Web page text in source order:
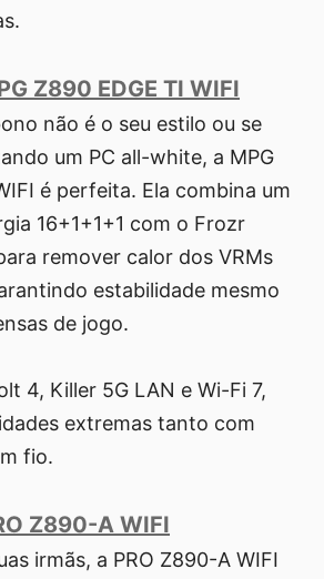
Z890 EDGE TI WIFI
não é o seu estilo ou se
um PC all-white, a MPG
é perfeita. Ela combina um
16+1+1+1 com o Frozr
remover calor dos VRMs
estabilidade mesmo
de jogo.
4, Killer 5G LAN e Wi-Fi 7,
extremas tanto com
fio.
Z890-A WIFI
irmãs, a PRO Z890-A WIFI